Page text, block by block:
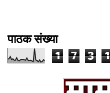
पाठक संख्या
1 7 3 1